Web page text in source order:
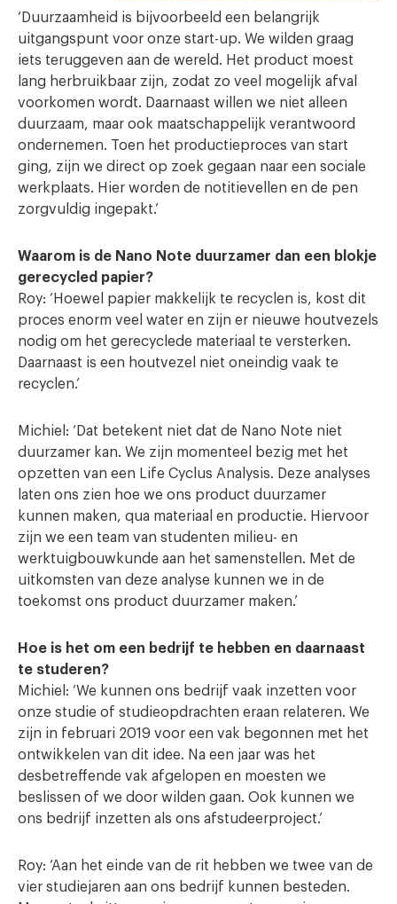
‘Duurzaamheid is bijvoorbeeld een belangrijk
uitgangspunt voor onze start-up. We wilden graag
iets teruggeven aan de wereld. Het product moest
lang herbruikbaar zijn, zodat zo veel mogelijk afval
voorkomen wordt. Daarnaast willen we niet alleen
duurzaam, maar ook maatschappelijk verantwoord
ondernemen. Toen het productieproces van start
ging, zijn we direct op zoek gegaan naar een sociale
werkplaats. Hier worden de notitievellen en de pen
zorgvuldig ingepakt.’
Waarom is de Nano Note duurzamer dan een blokje
gerecycled papier?
Roy: ‘Hoewel papier makkelijk te recyclen is, kost dit
proces enorm veel water en zijn er nieuwe houtvezels
nodig om het gerecyclede materiaal te versterken.
Daarnaast is een houtvezel niet oneindig vaak te
recyclen.’
Michiel: ‘Dat betekent niet dat de Nano Note niet
duurzamer kan. We zijn momenteel bezig met het
opzetten van een Life Cyclus Analysis. Deze analyses
laten ons zien hoe we ons product duurzamer
kunnen maken, qua materiaal en productie. Hiervoor
zijn we een team van studenten milieu- en
werktuigbouwkunde aan het samenstellen. Met de
uitkomsten van deze analyse kunnen we in de
toekomst ons product duurzamer maken.’
Hoe is het om een bedrijf te hebben en daarnaast
te studeren?
Michiel: ‘We kunnen ons bedrijf vaak inzetten voor
onze studie of studieopdrachten eraan relateren. We
zijn in februari 2019 voor een vak begonnen met het
ontwikkelen van dit idee. Na een jaar was het
desbetreffende vak afgelopen en moesten we
beslissen of we door wilden gaan. Ook kunnen we
ons bedrijf inzetten als ons afstudeerproject.’
Roy: ‘Aan het einde van de rit hebben we twee van de
vier studiejaren aan ons bedrijf kunnen besteden.